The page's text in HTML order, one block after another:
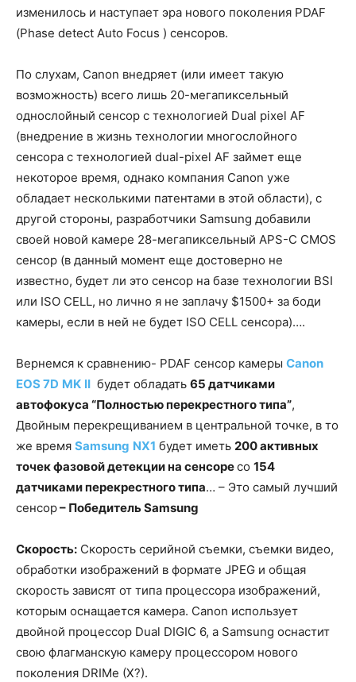
изменилось и наступает эра нового поколения PDAF
(Phase detect Auto Focus ) сенсоров.
По слухам, Canon внедряет (или имеет такую
возможность) всего лишь 20-мегапиксельный
однослойный сенсор с технологией Dual pixel AF
(внедрение в жизнь технологии многослойного
сенсора с технологией dual-pixel AF займет еще
некоторое время, однако компания Canon уже
обладает несколькими патентами в этой области), с
другой стороны, разработчики Samsung добавили
своей новой камере 28-мегапиксельный APS-C CMOS
сенсор (в данный момент еще достоверно не
известно, будет ли это сенсор на базе технологии BSI
или ISO CELL, но лично я не заплачу $1500+ за боди
камеры, если в ней не будет ISO CELL сенсора)….
Вернемся к сравнению- PDAF сенсор камеры Canon
EOS 7D MK II будет обладать 65 датчиками
автофокуса “Полностью перекрестного типа”,
Двойным перекрещиванием в центральной точке, в то
же время Samsung NX1 будет иметь 200 активных
точек фазовой детекции на сенсоресо 154
датчиками перекрестного типа… – Это самый лучший
сенсор– ПобедительSamsung
Скорость: Скорость серийной съемки, съемки видео,
обработки изображений в формате JPEG и общая
скорость зависят от типа процессора изображений,
которым оснащается камера. Canon использует
двойной процессор Dual DIGIC 6, а Samsung оснастит
свою флагманскую камеру процессором нового
поколения DRIMe (X?).